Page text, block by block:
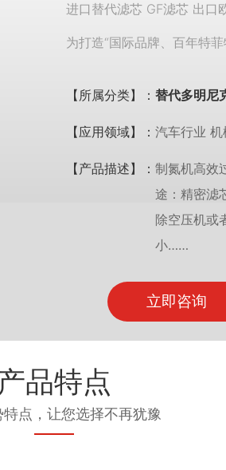
进口替代滤芯 GF滤芯 出口
为打造“国际品牌、百年特菲
【所属分类】： 替代多明尼
【应用领域】： 汽车行业
【产品描述】： 制氮机高效
途：精密滤
除空压机或
小……
立即咨询
产品特点
点，让您选择不再犹豫